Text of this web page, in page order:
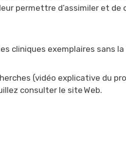
permettre d’assimiler et de
cliniques exemplaires sans
(vidéo explicative du
consulter le site Web.